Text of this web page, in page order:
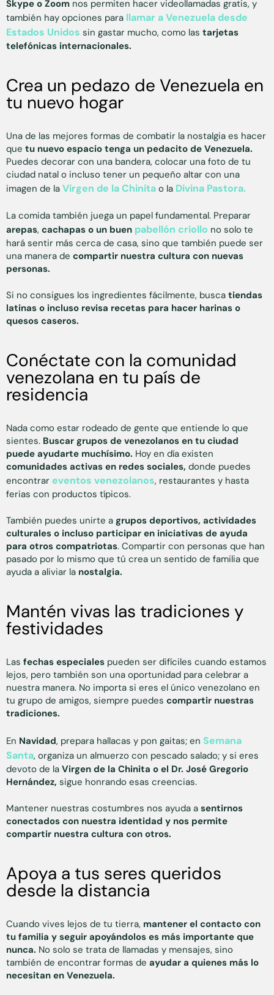
Skype o Zoom nos permiten hacer videollamadas gratis, y
también hay opciones para llamar a Venezuela desde
Estados Unidos sin gastar mucho, como las tarjetas
telefónicas internacionales.
Crea un pedazo de Venezuela en
tu nuevo hogar
Una de las mejores formas de combatir la nostalgia es hacer
que tu nuevo espacio tenga un pedacito de Venezuela.
Puedes decorar con una bandera, colocar una foto de tu
ciudad natal o incluso tener un pequeño altar con una
imagen de la Virgen de la Chinita o la Divina Pastora.
La comida también juega un papel fundamental. Preparar
arepas, cachapas o un buen pabellón criollo no solo te
hará sentir más cerca de casa, sino que también puede ser
una manera de compartir nuestra cultura con nuevas
personas.
Si no consigues los ingredientes fácilmente, busca tiendas
latinas o incluso revisa recetas para hacer harinas o
quesos caseros.
Conéctate con la comunidad
venezolana en tu país de
residencia
Nada como estar rodeado de gente que entiende lo que
sientes. Buscar grupos de venezolanos en tu ciudad
puede ayudarte muchísimo. Hoy en día existen
comunidades activas en redes sociales, donde puedes
encontrar eventos venezolanos, restaurantes y hasta
ferias con productos típicos.
También puedes unirte a grupos deportivos, actividades
culturales o incluso participar en iniciativas de ayuda
para otros compatriotas. Compartir con personas que han
pasado por lo mismo que tú crea un sentido de familia que
ayuda a aliviar la nostalgia.
Mantén vivas las tradiciones y
festividades
Las fechas especiales pueden ser difíciles cuando estamos
lejos, pero también son una oportunidad para celebrar a
nuestra manera. No importa si eres el único venezolano en
tu grupo de amigos, siempre puedes compartir nuestras
tradiciones.
En Navidad, prepara hallacas y pon gaitas; en Semana
Santa, organiza un almuerzo con pescado salado; y si eres
devoto de la Virgen de la Chinita o el Dr. José Gregorio
Hernández, sigue honrando esas creencias.
Mantener nuestras costumbres nos ayuda a sentirnos
conectados con nuestra identidad y nos permite
compartir nuestra cultura con otros.
Apoya a tus seres queridos
desde la distancia
Cuando vives lejos de tu tierra, mantener el contacto con
tu familia y seguir apoyándolos es más importante que
nunca. No solo se trata de llamadas y mensajes, sino
también de encontrar formas de ayudar a quienes más lo
necesitan en Venezuela.